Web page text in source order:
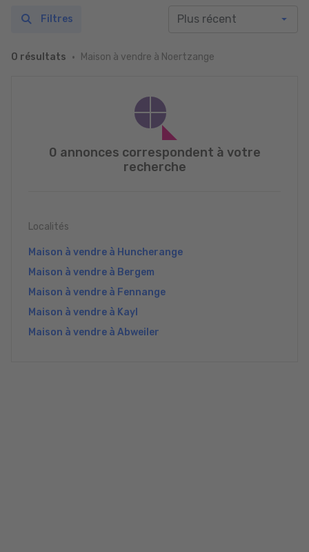
0 résultats Maison à vendre à Noertzange
Filtres
0 annonces correspondent à votre
recherche
Localités
Maison à vendre à Huncherange
Maison à vendre à Bergem
Maison à vendre à Fennange
Maison à vendre à Kayl
Maison à vendre à Abweiler